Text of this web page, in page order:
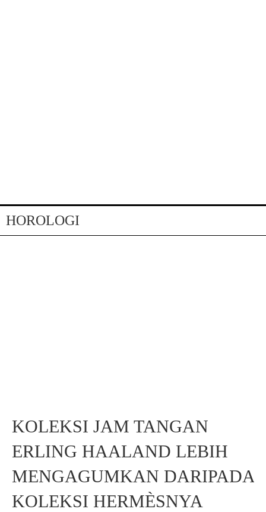
HOROLOGI
KOLEKSI JAM TANGAN
ERLING HAALAND LEBIH
MENGAGUMKAN DARIPADA
KOLEKSI HERMÈSNYA